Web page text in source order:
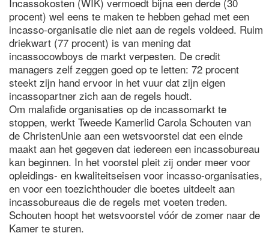
procent) wel eens te maken te hebben gehad met een
incasso-organisatie die niet aan de regels voldeed. Ruim
driekwart (77 procent) is van mening dat
incassocowboys de markt verpesten. De credit
managers zelf zeggen goed op te letten: 72 procent
steekt zijn hand ervoor in het vuur dat zijn eigen
incassopartner zich aan de regels houdt.
Om malafide organisaties op de incassomarkt te
stoppen, werkt Tweede Kamerlid Carola Schouten van
de ChristenUnie aan een wetsvoorstel dat een einde
maakt aan het gegeven dat iedereen een incassobureau
kan beginnen. In het voorstel pleit zij onder meer voor
opleidings- en kwaliteitseisen voor incasso-organisaties,
en voor een toezichthouder die boetes uitdeelt aan
incassobureaus die de regels met voeten treden.
Schouten hoopt het wetsvoorstel vóór de zomer naar de
Kamer te sturen.